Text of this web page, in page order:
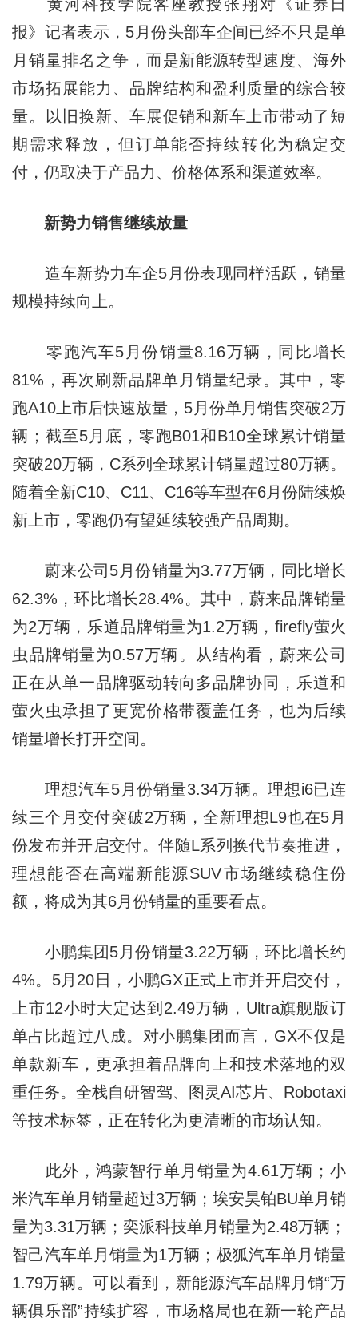
黄河科技学院客座教授张翔对《证券日
报》记者表示，5月份头部车企间已经不只是单
月销量排名之争，而是新能源转型速度、海外
市场拓展能力、品牌结构和盈利质量的综合较
量。以旧换新、车展促销和新车上市带动了短
期需求释放，但订单能否持续转化为稳定交
付，仍取决于产品力、价格体系和渠道效率。
新势力销售继续放量
造车新势力车企5月份表现同样活跃，销量
规模持续向上。
零跑汽车5月份销量8.16万辆，同比增长
81%，再次刷新品牌单月销量纪录。其中，零
跑A10上市后快速放量，5月份单月销售突破2万
辆；截至5月底，零跑B01和B10全球累计销量
突破20万辆，C系列全球累计销量超过80万辆。
随着全新C10、C11、C16等车型在6月份陆续焕
新上市，零跑仍有望延续较强产品周期。
蔚来公司5月份销量为3.77万辆，同比增长
62.3%，环比增长28.4%。其中，蔚来品牌销量
为2万辆，乐道品牌销量为1.2万辆，firefly萤火
虫品牌销量为0.57万辆。从结构看，蔚来公司
正在从单一品牌驱动转向多品牌协同，乐道和
萤火虫承担了更宽价格带覆盖任务，也为后续
销量增长打开空间。
理想汽车5月份销量3.34万辆。理想i6已连
续三个月交付突破2万辆，全新理想L9也在5月
份发布并开启交付。伴随L系列换代节奏推进，
理想能否在高端新能源SUV市场继续稳住份
额，将成为其6月份销量的重要看点。
小鹏集团5月份销量3.22万辆，环比增长约
4%。5月20日，小鹏GX正式上市并开启交付，
上市12小时大定达到2.49万辆，Ultra旗舰版订
单占比超过八成。对小鹏集团而言，GX不仅是
单款新车，更承担着品牌向上和技术落地的双
重任务。全栈自研智驾、图灵AI芯片、Robotaxi
等技术标签，正在转化为更清晰的市场认知。
此外，鸿蒙智行单月销量为4.61万辆；小
米汽车单月销量超过3万辆；埃安昊铂BU单月销
量为3.31万辆；奕派科技单月销量为2.48万辆；
智己汽车单月销量为1万辆；极狐汽车单月销量
1.79万辆。可以看到，新能源汽车品牌月销“万
辆俱乐部”持续扩容，市场格局也在新一轮产品